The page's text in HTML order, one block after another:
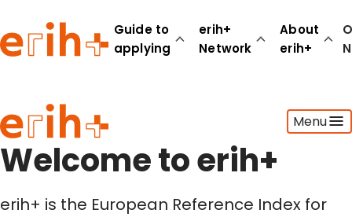
Guide to
applying
erih+
Network
About
erih+
Menu
Guide to applying
erih+ Network
About erih+
OPERAS Norge
Go to login
Welcome to erih+
erih+ is the European Reference Index for